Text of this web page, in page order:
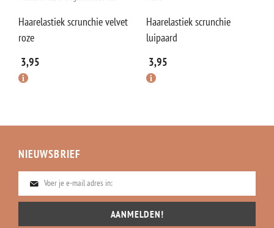
Haarelastiek scrunchie velvet
roze
3,95
Haarelastiek scrunchie
luipaard
3,95
NIEUWSBRIEF
AANMELDEN!